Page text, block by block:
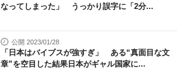
なってしまった」 うっかり誤字に「2分...
公開 2023/01/28
「日本はバイブスが強すぎ」 ある“真面目な文
章”を空目した結果日本がギャル国家に...